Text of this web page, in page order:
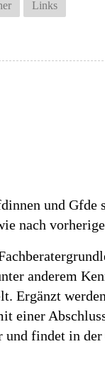
Links
und
nach
anderem
Ergänzt
einer
findet in